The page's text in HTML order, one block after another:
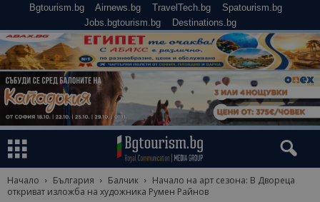
Bgtourism.bg Airnews.bg TravelTech.bg
Spatourism.bg
Jobs.bgtourism.bg
Destinations.bg
Начало България Балчик
Начало на арт сезона: В Двореца
откриват изложба на художника Румен Райнов